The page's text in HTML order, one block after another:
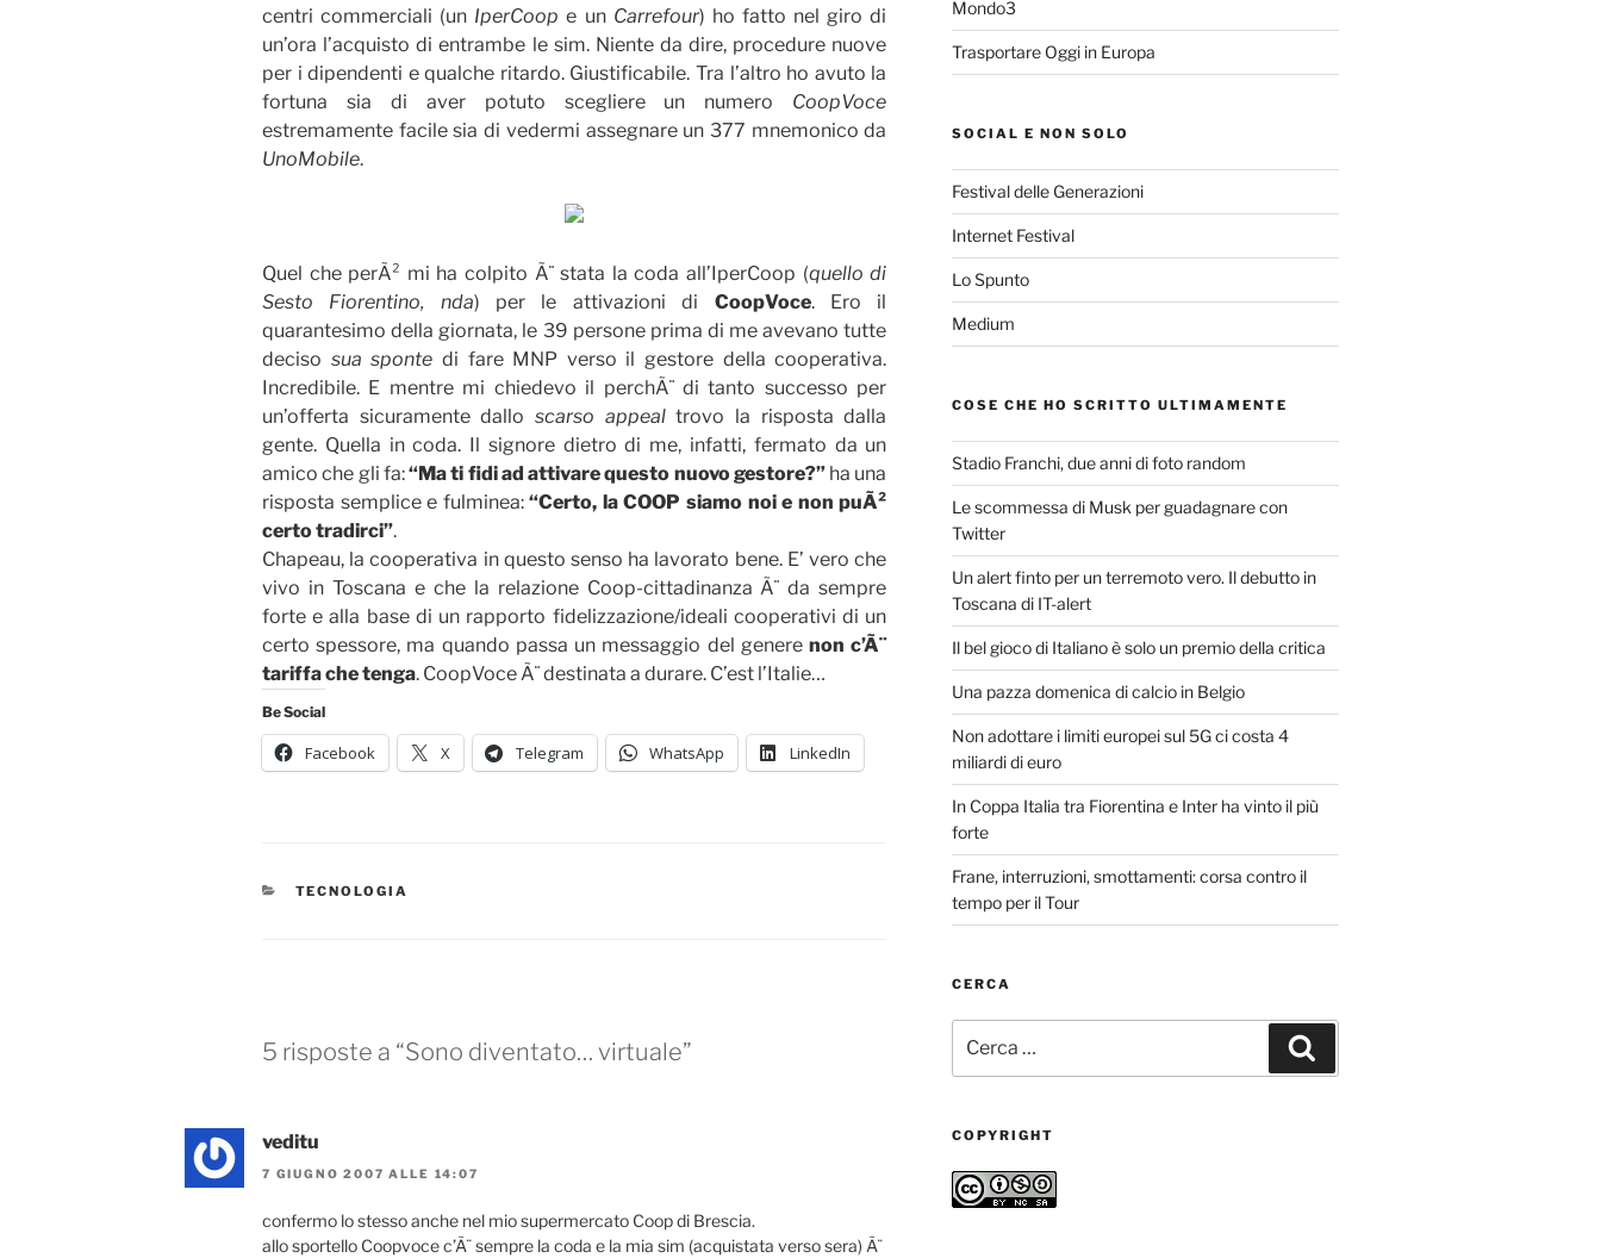
centri commerciali (un IperCoop e un Carrefour) ho fatto nel giro di
un’ora l’acquisto di entrambe le sim. Niente da dire, procedure nuove
per i dipendenti e qualche ritardo. Giustificabile. Tra l’altro ho avuto la
fortuna sia di aver potuto scegliere un numero CoopVoce
estremamente facile sia di vedermi assegnare un 377 mnemonico da
UnoMobile.
Quel che perÃ² mi ha colpito Ã¨ stata la coda all’IperCoop (quello di
Sesto Fiorentino, nda) per le attivazioni di CoopVoce. Ero il
quarantesimo della giornata, le 39 persone prima di me avevano tutte
deciso sua sponte di fare MNP verso il gestore della cooperativa.
Incredibile. E mentre mi chiedevo il perchÃ¨ di tanto successo per
un’offerta sicuramente dallo scarso appealtrovo la risposta dalla
gente. Quella in coda. Il signore dietro di me, infatti, fermato da un
amico che gli fa:“Ma ti fidi ad attivare questo nuovo gestore?”ha una
risposta semplice e fulminea:“Certo, la COOP siamo noi e non puÃ²
certo tradirci”.
Chapeau, la cooperativa in questo senso ha lavorato bene. E’ vero che
vivo in Toscana e che la relazione Coop-cittadinanza Ã¨ da sempre
forte e alla base di un rapporto fidelizzazione/ideali cooperativi di un
certo spessore, ma quando passa un messaggio del generenon c’Ã¨
tariffa che tenga. CoopVoce Ã¨ destinata a durare. C’est l’Italie…
Be Social
Facebook X Telegram WhatsApp LinkedIn
CATEGORIE
TECNOLOGIA
5 risposte a “Sono diventato… virtuale”
veditu
7 GIUGNO 2007 ALLE 14:07
confermo lo stesso anche nel mio supermercato Coop di Brescia.
allo sportello Coopvoce c’Ã¨ sempre la coda e la mia sim (acquistata verso sera) Ã¨
Mondo3
Trasportare Oggi in Europa
SOCIAL E NON SOLO
Festival delle Generazioni
Internet Festival
Lo Spunto
Medium
COSE CHE HO SCRITTO ULTIMAMENTE
Stadio Franchi, due anni di foto random
Le scommessa di Musk per guadagnare con
Twitter
Un alert finto per un terremoto vero. Il debutto in
Toscana di IT-alert
Il bel gioco di Italiano è solo un premio della critica
Una pazza domenica di calcio in Belgio
Non adottare i limiti europei sul 5G ci costa 4
miliardi di euro
In Coppa Italia tra Fiorentina e Inter ha vinto il più
forte
Frane, interruzioni, smottamenti: corsa contro il
tempo per il Tour
CERCA
COPYRIGHT